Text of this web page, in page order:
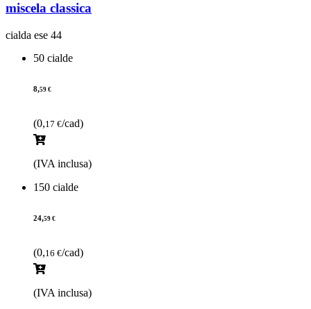
miscela classica
cialda ese 44
50 cialde
8,59 €
(0,17 €/cad)
(IVA inclusa)
150 cialde
24,59 €
(0,16 €/cad)
(IVA inclusa)